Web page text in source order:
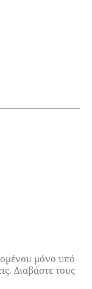
μόνο υπό
Διαβάστε τους